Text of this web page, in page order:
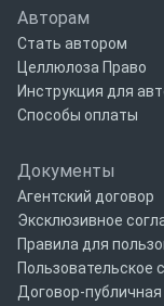
Авторам
Стать автором
Целлюлоза Право
Инструкция для
Способы оплаты
Документы
Агентский договор
Эксклюзивное
Правила для
Пользовательское
Договор-